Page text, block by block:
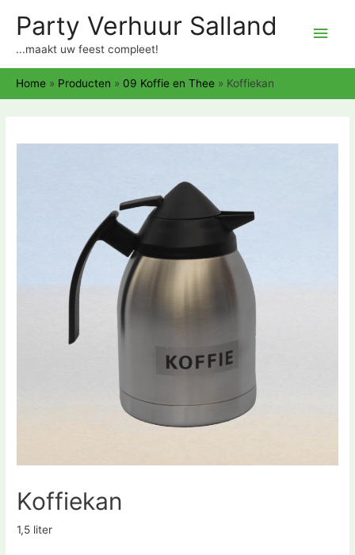
Party Verhuur Salland
...maakt uw feest compleet!
Home » Producten » 09 Koffie en Thee » Koffiekan
Koffiekan
1,5 liter